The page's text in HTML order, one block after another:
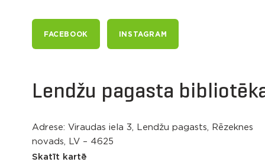
FACEBOOK INSTAGRAM
Lendžu pagasta
Adrese: Viraudas iela 3, Lendžu pagasts, Rēzeknes
novads, LV – 4625
Skatīt kartē